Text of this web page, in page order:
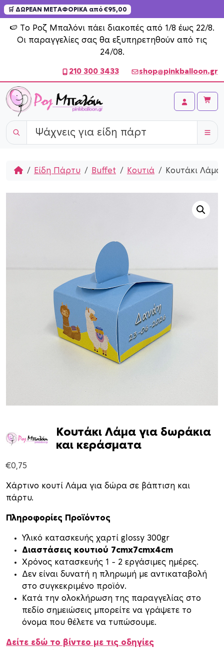
🛒 ΔΩΡΕΑΝ ΜΕΤΑΦΟΡΙΚΑ από €95,00
🍉 Το Ροζ Μπαλόνι πάει διακοπές από 1/8 έως 22/8.
Οι παραγγελίες σας θα εξυπηρετηθούν από τις
24/08.
Skip to content
210 300 3433 shop@pinkballoon.gr
Account
Cart
HomeΕίδη Πάρτυ Buffet Κουτιά Κουτάκι
Κουτάκι Λάμα για δωράκια
και κεράσματα
€0,75
Χάρτινο κουτί Λάμα για δώρα σε βάπτιση και
πάρτυ.
Πληροφορίες Προϊόντος
Υλικό κατασκευής χαρτί glossy 300gr
Διαστάσεις κουτιού 7cmx7cmx4cm
Xρόνος κατασκευής 1 – 2 εργάσιμες ημέρες.
Δεν είναι δυνατή η πληρωμή με αντικαταβολή
στο συγκεκριμένο προϊόν.
Κατά την ολοκλήρωση της παραγγελίας στο
πεδίο σημειώσεις μπορείτε να γράψετε το
όνομα που θέλετε να τυπώσουμε.
Δείτε εδώ το βίντεο με τις οδηγίες